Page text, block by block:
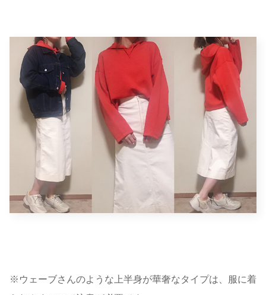
※ウェーブさんのような上半身が華奢なタイプは、服に着